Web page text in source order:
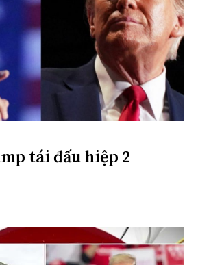
tái đấu hiệp 2